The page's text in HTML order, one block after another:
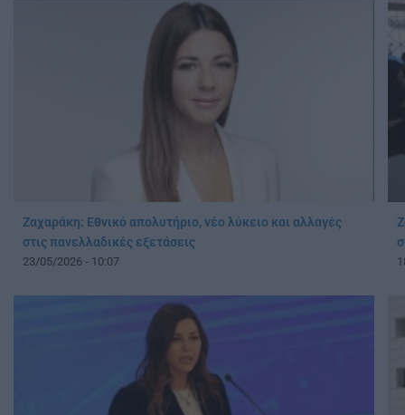
Ζαχαράκη: Εθνικό απολυτήριο, νέο λύκειο και αλλαγές
στις πανελλαδικές εξετάσεις
23/05/2026 - 10:07